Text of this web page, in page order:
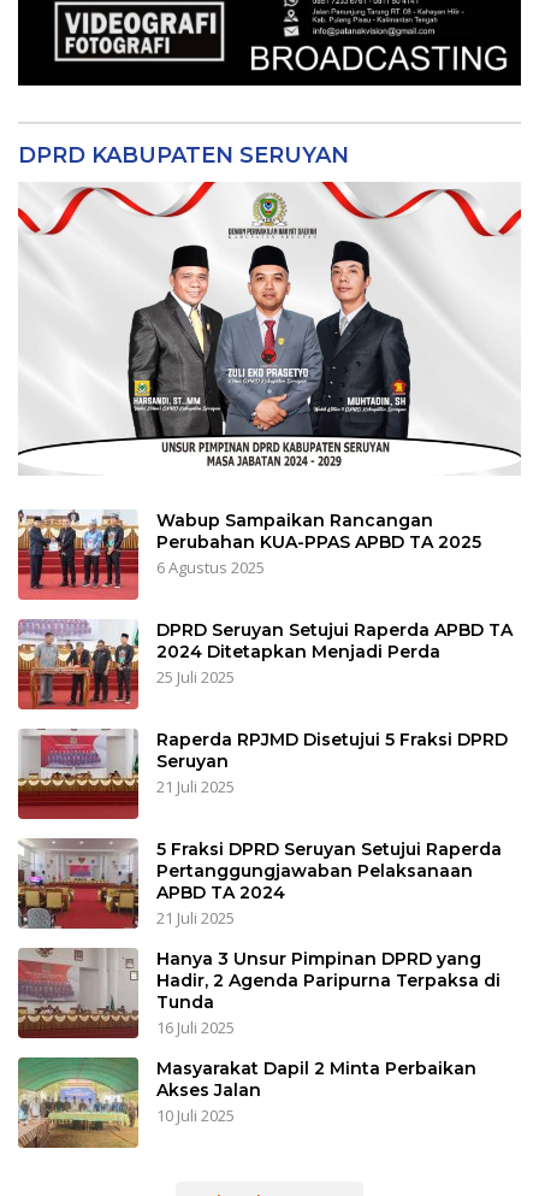
DPRD KABUPATEN SERUYAN
Wabup Sampaikan Rancangan
Perubahan KUA-PPAS APBD TA 2025
6 Agustus 2025
DPRD Seruyan Setujui Raperda APBD TA
2024 Ditetapkan Menjadi Perda
25 Juli 2025
Raperda RPJMD Disetujui 5 Fraksi DPRD
Seruyan
21 Juli 2025
5 Fraksi DPRD Seruyan Setujui Raperda
Pertanggungjawaban Pelaksanaan
APBD TA 2024
21 Juli 2025
Hanya 3 Unsur Pimpinan DPRD yang
Hadir, 2 Agenda Paripurna Terpaksa di
Tunda
16 Juli 2025
Masyarakat Dapil 2 Minta Perbaikan
Akses Jalan
10 Juli 2025